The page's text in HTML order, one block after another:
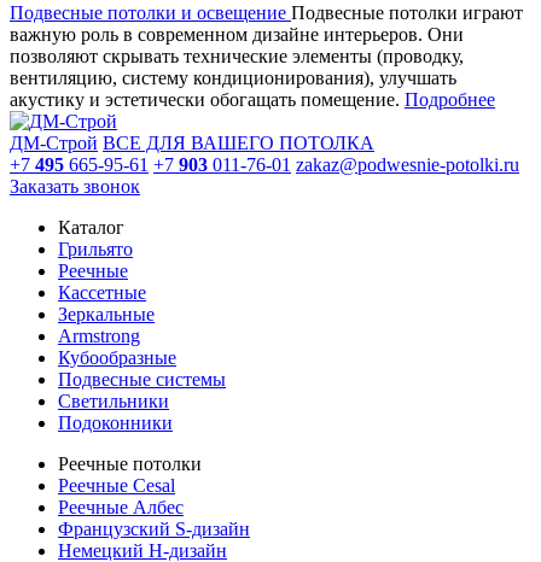
Подвесные потолки и освещение Подвесные потолки играют
важную роль в современном дизайне интерьеров. Они
позволяют скрывать технические элементы (проводку,
вентиляцию, систему кондиционирования), улучшать
акустику и эстетически обогащать помещение. Подробнее
ДМ-Строй ВСЕ ДЛЯ ВАШЕГО ПОТОЛКА
+7 495 665-95-61 +7 903 011-76-01 zakaz@podwesnie-potolki.ru
Заказать звонок
Каталог
Грильято
Реечные
Кассетные
Зеркальные
Armstrong
Кубообразные
Подвесные системы
Светильники
Подоконники
Реечные потолки
Реечные Cesal
Реечные Албес
Французский S-дизайн
Немецкий H-дизайн